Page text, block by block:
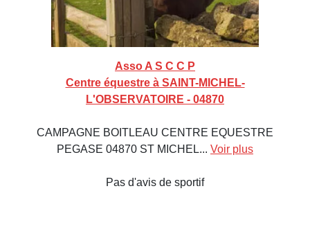
Asso A S C C P
Centre équestre à SAINT-MICHEL-
L'OBSERVATOIRE - 04870
CAMPAGNE BOITLEAU CENTRE EQUESTRE
PEGASE 04870 ST MICHEL... Voir plus
Pas d'avis de sportif